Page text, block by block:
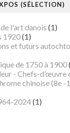
(SÉLECTION)
l'art danois (1)
1920(1)
et futurs
de 1750 à 1900
- Chefs-d’œuvre
chinoise (8e -
2024(1)